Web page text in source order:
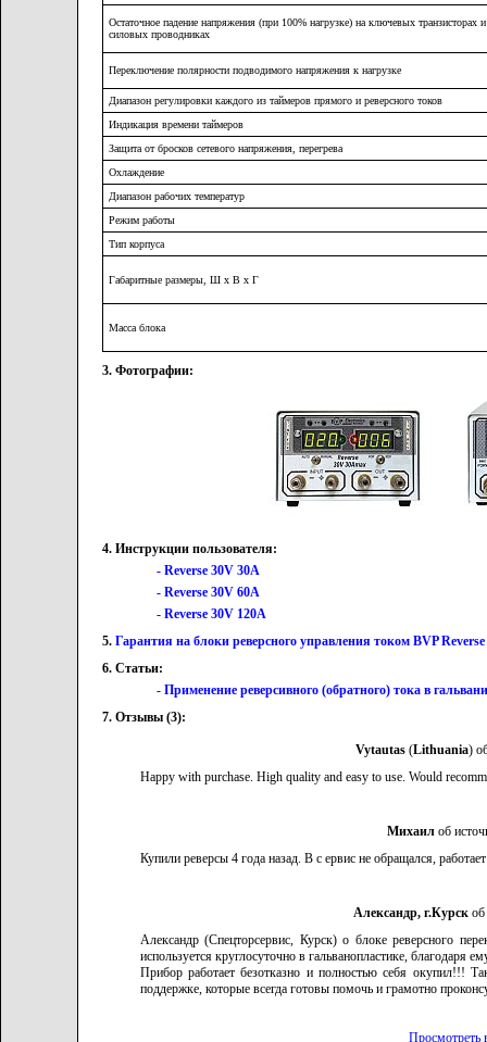
Остаточное падение напряжения (при 100% нагрузке) на ключевых транзисторах и
силовых проводниках
Переключение полярности подводимого напряжения к нагрузке
Диапазон регулировки каждого из таймеров прямого и реверсного токов
Индикация времени таймеров
Защита от бросков сетевого напряжения, перегрева
Охлаждение
Диапазон рабочих температур
Режим работы
Тип корпуса
Габаритные размеры, Ш х В х Г
Масса блока
3. Фотографии:
4. Инструкции пользователя:
- Reverse 30V 30A
- Reverse 30V 60A
- Reverse 30V 120A
5. Гарантия на блоки реверсного управления током BVP Reverse
6. Статьи:
- Применение реверсивного (обратного) тока в
7. Отзывы (3):
Vytautas(Lithuania)
Happy with purchase. High quality and easy to use. Would
Михаилоб
Купили реверсы 4 года назад. В с ервис не обращался,
Александр, г.Курскоб
Александр (Спецторсервис, Курск) о блоке реверсного
используется круглосуточно в гальванопластике, благодаря
Прибор работает безотказно и полностью себя окупил!!!
поддержке, которые всегда готовы помочь и грамотно
Просмотреть